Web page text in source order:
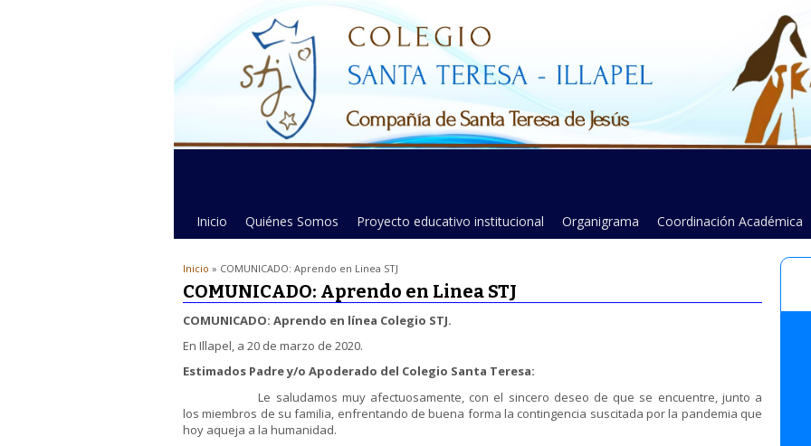
Inicio Quiénes Somos Proyecto educativo institucional Organigrama Coordinación Académica
Inicio » COMUNICADO: Aprendo en Linea STJ
COMUNICADO: Aprendo en Linea STJ
COMUNICADO: Aprendo en línea Colegio STJ.
En Illapel, a 20 de marzo de 2020.
Estimados Padre y/o Apoderado del Colegio Santa Teresa:
Le saludamos muy afectuosamente, con el sincero deseo de que se encuentre, junto a
los miembros de su familia, enfrentando de buena forma la contingencia suscitada por la pandemia que
hoy aqueja a la humanidad.